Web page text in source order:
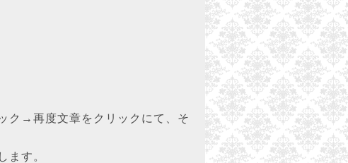
→再度文章をクリックにて、そ
す。